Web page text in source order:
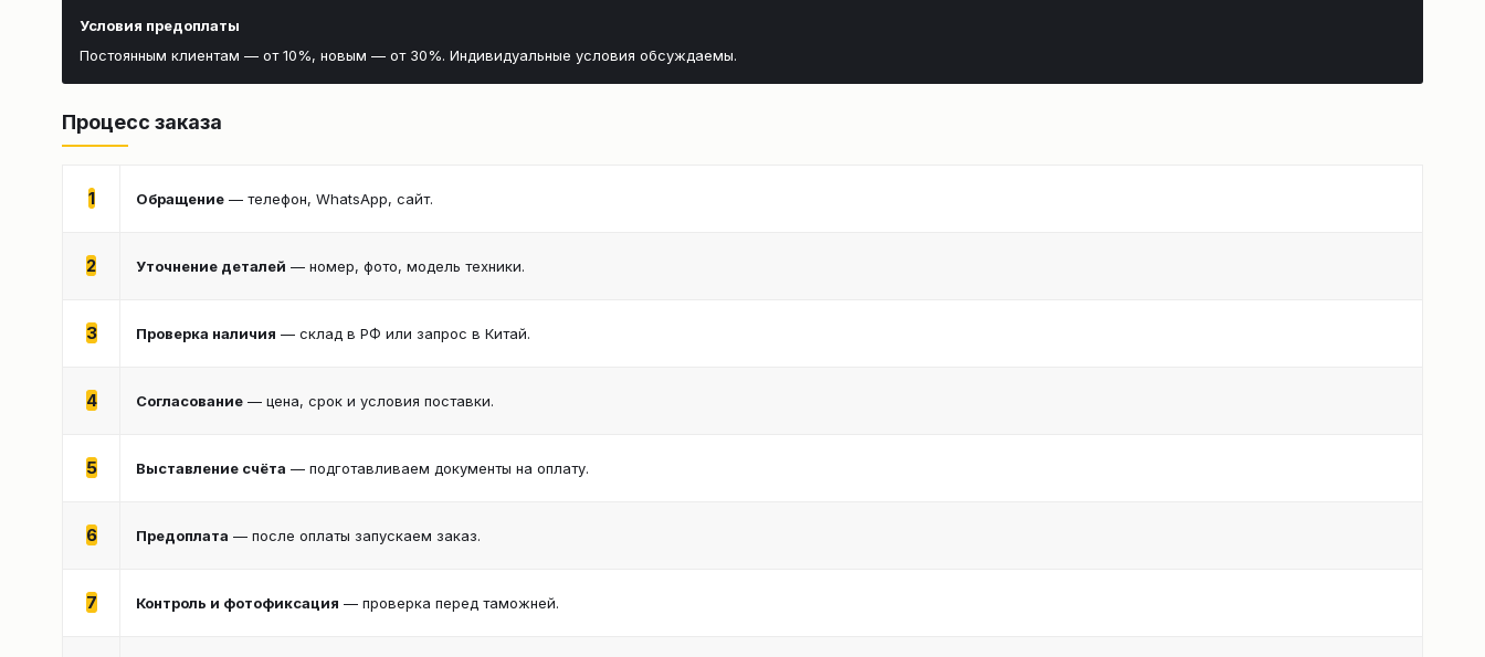
Условия предоплаты
Постоянным клиентам — от 10%, новым — от 30%. Индивидуальные условия обсуждаемы.
Процесс заказа
1 Обращение — телефон, WhatsApp, сайт.
2 Уточнение деталей — номер, фото, модель техники.
3 Проверка наличия — склад в РФ или запрос в Китай.
4 Согласование — цена, срок и условия поставки.
5 Выставление счёта — подготавливаем документы на оплату.
6 Предоплата — после оплаты запускаем заказ.
7 Контроль и фотофиксация — проверка перед таможней.